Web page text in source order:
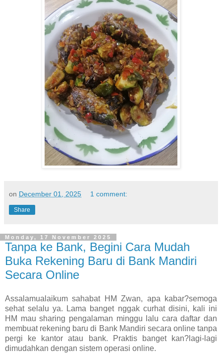
on December 01, 2025 1 comment:
Share
Monday, 17 November 2025
Tanpa ke Bank, Begini Cara Mudah
Buka Rekening Baru di Bank Mandiri
Secara Online
Assalamualaikum sahabat HM Zwan, apa kabar?semoga
sehat selalu ya. Lama banget nggak curhat disini, kali ini
HM mau sharing pengalaman minggu lalu cara daftar dan
membuat rekening baru di Bank Mandiri secara online tanpa
pergi ke kantor atau bank. Praktis banget kan?lagi-lagi
dimudahkan dengan sistem operasi online.